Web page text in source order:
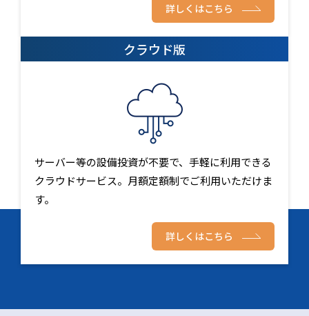
詳しくはこちら
クラウド版
サーバー等の設備投資が不要で、手軽に利用できる
クラウドサービス。月額定額制でご利用いただけま
す。
詳しくはこちら